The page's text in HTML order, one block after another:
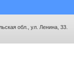
обл., ул. Ленина, 33.